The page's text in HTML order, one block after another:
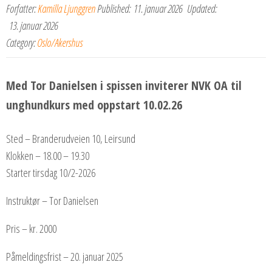
Forfatter:Kamilla LjunggrenPublished: 11. januar 2026 Updated:
13. januar 2026
Category:Oslo/Akershus
Med Tor Danielsen i spissen inviterer NVK OA til
unghundkurs med oppstart 10.02.26
Sted – Branderudveien 10, Leirsund
Klokken – 18.00 – 19.30
Starter tirsdag 10/2-2026
Instruktør – Tor Danielsen
Pris – kr. 2000
Påmeldingsfrist – 20. januar 2025